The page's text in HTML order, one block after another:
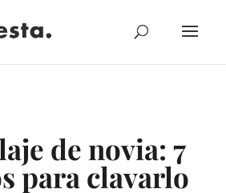
de novia: 7
para clavarlo